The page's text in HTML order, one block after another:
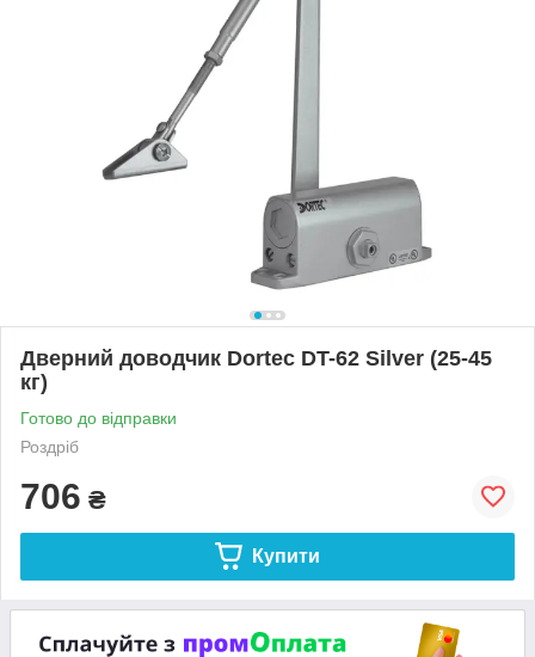
Дверний доводчик Dortec DT-62 Silver (25-45
кг)
Готово до відправки
Роздріб
706 ₴
Купити